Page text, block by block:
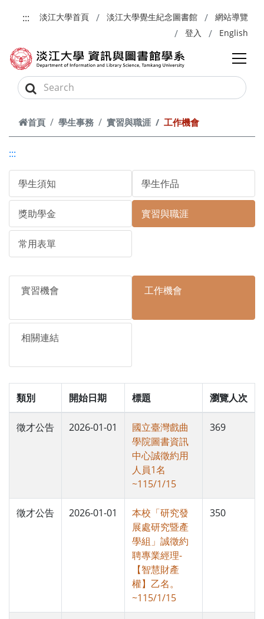
:::
淡江大學首頁 淡江大學覺生紀念圖書館
網站導覽
登入
English
首頁 學生事務 實習與職涯 工作機會
:::
學生須知 學生作品
獎助學金 實習與職涯
常用表單
實習機會 工作機會
相關連結
類別 開始日期 標題 瀏覽人次
徵才公告 2026-01-01
國立臺灣戲曲
學院圖書資訊
中心誠徵約用
人員1名
~115/1/15
369
徵才公告 2026-01-01
本校「研究發
展處研究暨產
學組」誠徵約
聘專業經理-
【智慧財產
權】乙名。
~115/1/15
350